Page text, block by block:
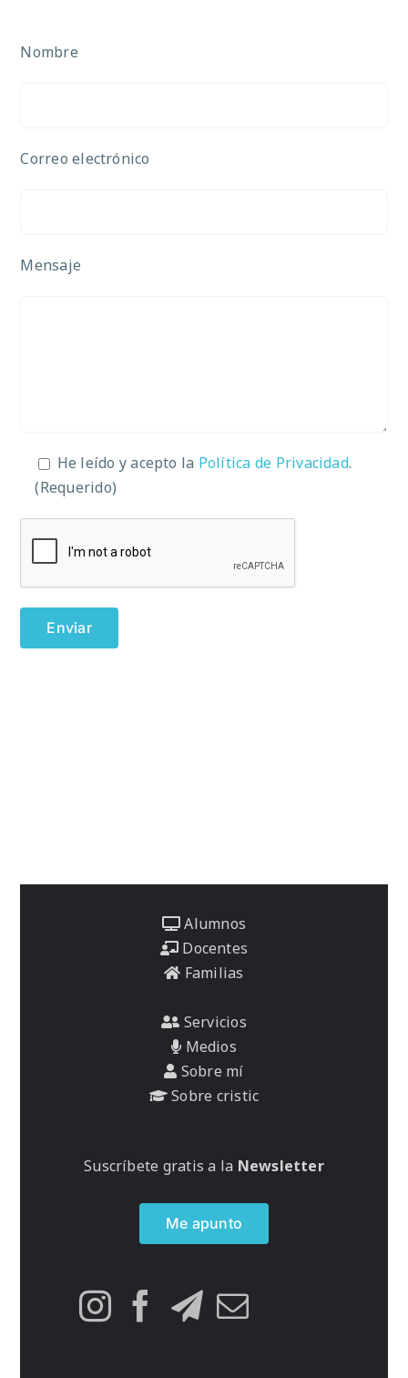
Nombre
Correo electrónico
Mensaje
He leído y acepto la Política de Privacidad.
(Requerido)
Alumnos
Docentes
Familias
Servicios
Medios
Sobre mí
Sobre cristic
Suscríbete gratis a la Newsletter
Me apunto